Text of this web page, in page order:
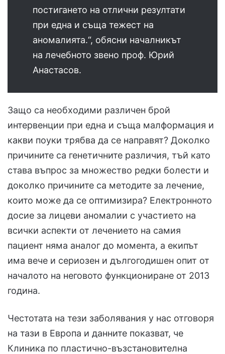
постигането на отлични резултати
при една и съща тежест на
аномалията.“, обясни началникът
на лечебното звено проф. Юрий
Анастасов.
Защо са необходими различен брой
интервенции при една и съща малформация и
какви поуки трябва да се направят? Доколко
причините са генетичните различия, тъй като
става въпрос за множество редки болести и
доколко причините са методите за лечение,
които може да се оптимизира? Електронното
досие за лицеви аномалии с участието на
всички аспекти от лечението на самия
пациент няма аналог до момента, а екипът
има вече и сериозен и дългогодишен опит от
началото на неговото функциониране от 2013
година.
Честотата на тези заболявания у нас отговоря
на тази в Европа и данните показват, че
Клиника по пластично-възстановителна